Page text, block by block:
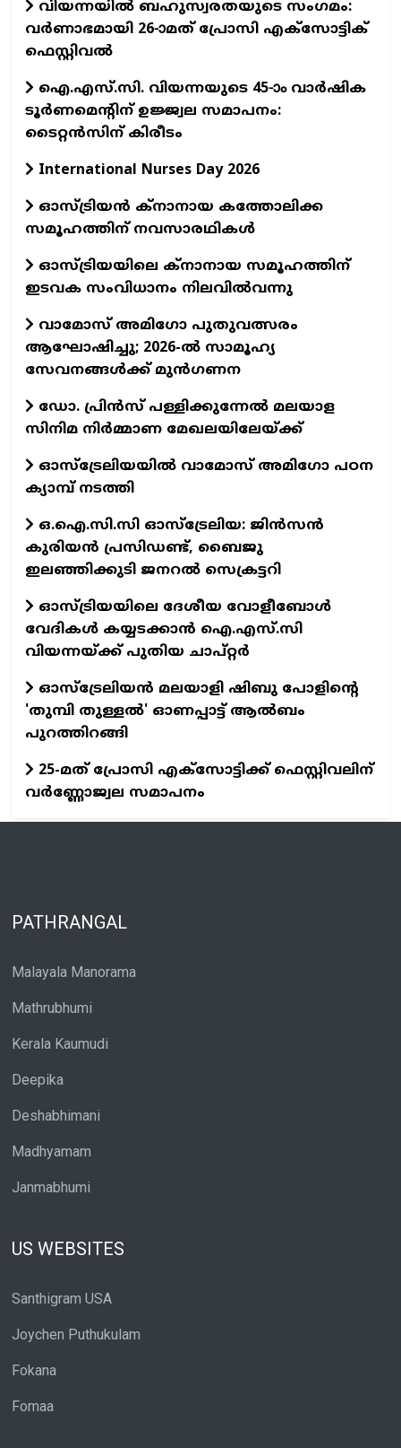
വിയന്നയില്‍ ബഹുസ്വരതയുടെ സംഗമം:
വര്‍ണാഭമായി 26-ാമത് പ്രോസി എക്സോട്ടിക്
ഫെസ്റ്റിവല്‍
ഐ.എസ്.സി. വിയന്നയുടെ 45-ാം വാര്‍ഷിക
ടൂര്‍ണമെന്റിന് ഉജ്ജ്വല സമാപനം:
ടൈറ്റന്‍സിന് കിരീടം
International Nurses Day 2026
ഓസ്ട്രിയന്‍ ക്നാനായ കത്തോലിക്ക
സമൂഹത്തിന് നവസാരഥികള്‍
ഓസ്ട്രിയയിലെ ക്‌നാനായ സമൂഹത്തിന്
ഇടവക സംവിധാനം നിലവില്‍വന്നു
വാമോസ് അമിഗോ പുതുവത്സരം
ആഘോഷിച്ചു; 2026-ൽ സാമൂഹ്യ
സേവനങ്ങൾക്ക് മുൻഗണന
ഡോ. പ്രിന്‍സ് പള്ളിക്കുന്നേല്‍ മലയാള
സിനിമ നിര്‍മ്മാണ മേഖലയിലേയ്ക്ക്
ഓസ്‌ട്രേലിയയില്‍ വാമോസ് അമിഗോ പഠന
ക്യാമ്പ് നടത്തി
ഒ.ഐ.സി.സി ഓസ്‌ട്രേലിയ: ജിന്‍സന്‍
കുരിയന്‍ പ്രസിഡണ്ട്, ബൈജു
ഇലഞ്ഞിക്കുടി ജനറല്‍ സെക്രട്ടറി
ഓസ്ട്രിയയിലെ ദേശീയ വോളീബോള്‍
വേദികള്‍ കയ്യടക്കാന്‍ ഐ.എസ്.സി
വിയന്നയ്ക്ക് പുതിയ ചാപ്റ്റര്‍
ഓസ്‌ട്രേലിയൻ മലയാളി ഷിബു പോളിന്റെ
'തുമ്പി തുള്ളൽ' ഓണപ്പാട്ട് ആൽബം
പുറത്തിറങ്ങി
25-മത് പ്രോസി എക്സോട്ടിക്ക് ഫെസ്റ്റിവലിന്
വര്‍ണ്ണോജ്വല സമാപനം
PATHRANGAL
Malayala Manorama
Mathrubhumi
Kerala Kaumudi
Deepika
Deshabhimani
Madhyamam
Janmabhumi
US WEBSITES
Santhigram USA
Joychen Puthukulam
Fokana
Fomaa